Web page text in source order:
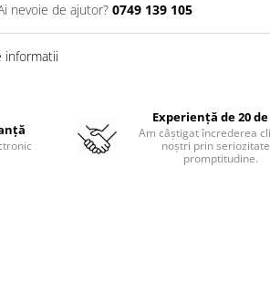
nevoie de ajutor? 0749 139 105
informatii
Experiență de 20
Am câștigat încrederea
noștri prin
promptitudine.